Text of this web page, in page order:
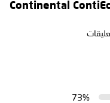
73%